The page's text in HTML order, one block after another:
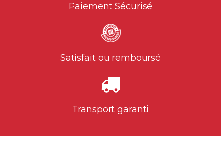
Paiement Sécurisé
Satisfait ou remboursé
Transport garanti